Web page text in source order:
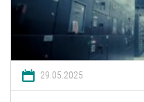
29.05.2025